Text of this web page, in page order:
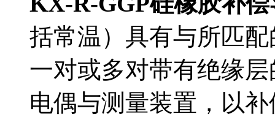
括常温）具有与所匹
一对或多对带有绝缘层
电偶与测量装置，以